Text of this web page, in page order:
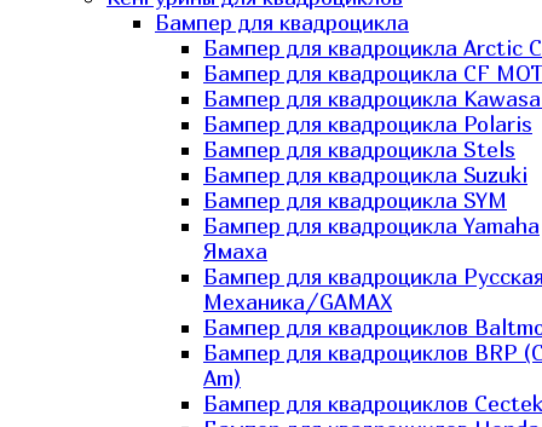
Бампер для квадроцикла
Бампер для квадроцикла Arctic
Бампер для квадроцикла CF
Бампер для квадроцикла
Бампер для квадроцикла Polaris
Бампер для квадроцикла Stels
Бампер для квадроцикла Suzuki
Бампер для квадроцикла SYM
Бампер для квадроцикла Yamaha
Ямаха
Бампер для квадроцикла
Механика/GAMAX
Бампер для квадроциклов
Бампер для квадроциклов BRP
Am)
Бампер для квадроциклов Cectek